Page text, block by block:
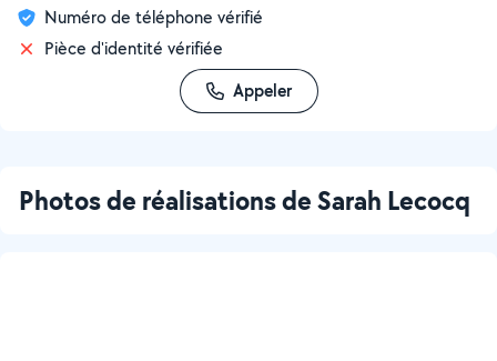
Numéro de téléphone vérifié
Pièce d'identité vérifiée
Appeler
Photos de réalisations de Sarah Lecocq